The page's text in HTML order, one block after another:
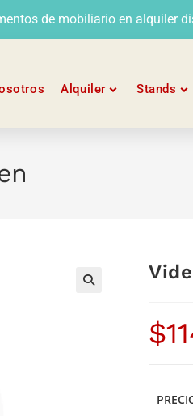
de mobiliario en alquiler
Alquiler Stands
$